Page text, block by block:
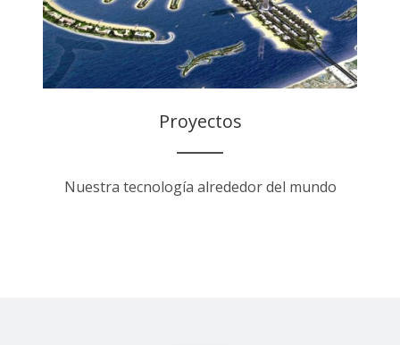
Proyectos
Nuestra tecnología alrededor del mundo